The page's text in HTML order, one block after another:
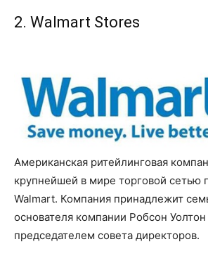
2. Walmart Stores
Американская ритейлинговая
крупнейшей в мире торговой сетью
Walmart. Компания принадлежит
основателя компании Робсон Уолтон
председателем совета директоров.